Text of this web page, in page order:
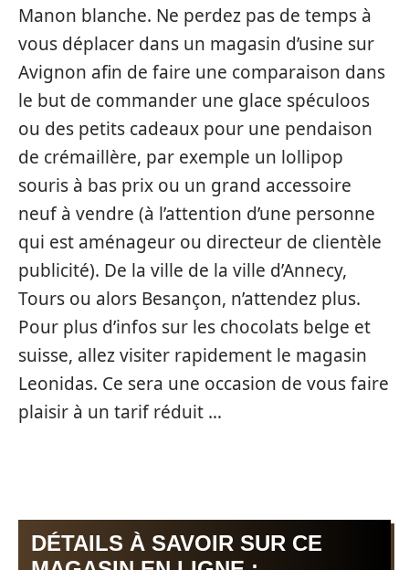
Manon blanche. Ne perdez pas de temps à
vous déplacer dans un magasin d’usine sur
Avignon afin de faire une comparaison dans
le but de commander une glace spéculoos
ou des petits cadeaux pour une pendaison
de crémaillère, par exemple un lollipop
souris à bas prix ou un grand accessoire
neuf à vendre (à l’attention d’une personne
qui est aménageur ou directeur de clientèle
publicité). De la ville de la ville d’Annecy,
Tours ou alors Besançon, n’attendez plus.
Pour plus d’infos sur les chocolats belge et
suisse, allez visiter rapidement le magasin
Leonidas. Ce sera une occasion de vous faire
plaisir à un tarif réduit …
DÉTAILS À SAVOIR SUR CE